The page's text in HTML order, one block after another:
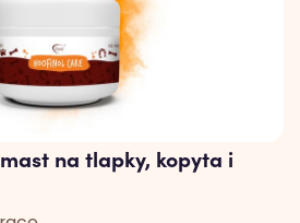
mast na tlapky, kopyta i